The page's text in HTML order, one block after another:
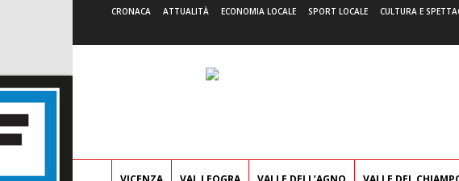
CRONACA ATTUALITÀ ECONOMIA LOCALE SPORT LOCALE CULTURA E